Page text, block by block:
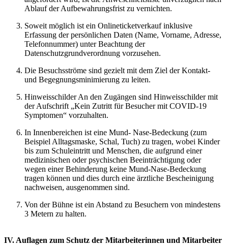
Ablauf der Aufbewahrungsfrist zu vernichten.
Soweit möglich ist ein Onlineticketverkauf inklusive
Erfassung der persönlichen Daten (Name, Vorname, Adresse,
Telefonnummer) unter Beachtung der
Datenschutzgrundverordnung vorzusehen.
Die Besuchsströme sind gezielt mit dem Ziel der Kontakt-
und Begegnungsminimierung zu leiten.
Hinweisschilder An den Zugängen sind Hinweisschilder mit
der Aufschrift „Kein Zutritt für Besucher mit COVID-19
Symptomen“ vorzuhalten.
In Innenbereichen ist eine Mund- Nase-Bedeckung (zum
Beispiel Alltagsmaske, Schal, Tuch) zu tragen, wobei Kinder
bis zum Schuleintritt und Menschen, die aufgrund einer
medizinischen oder psychischen Beeinträchtigung oder
wegen einer Behinderung keine Mund-Nase-Bedeckung
tragen können und dies durch eine ärztliche Bescheinigung
nachweisen, ausgenommen sind.
Von der Bühne ist ein Abstand zu Besuchern von mindestens
3 Metern zu halten.
IV. Auflagen zum Schutz der Mitarbeiterinnen und Mitarbeiter